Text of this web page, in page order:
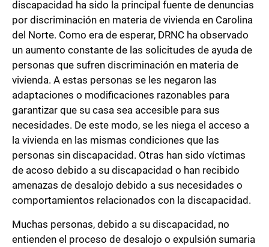
discapacidad ha sido la principal fuente de denuncias
por discriminación en materia de vivienda en Carolina
del Norte. Como era de esperar, DRNC ha observado
un aumento constante de las solicitudes de ayuda de
personas que sufren discriminación en materia de
vivienda. A estas personas se les negaron las
adaptaciones o modificaciones razonables para
garantizar que su casa sea accesible para sus
necesidades. De este modo, se les niega el acceso a
la vivienda en las mismas condiciones que las
personas sin discapacidad. Otras han sido víctimas
de acoso debido a su discapacidad o han recibido
amenazas de desalojo debido a sus necesidades o
comportamientos relacionados con la discapacidad.
Muchas personas, debido a su discapacidad, no
entienden el proceso de desalojo o expulsión sumaria